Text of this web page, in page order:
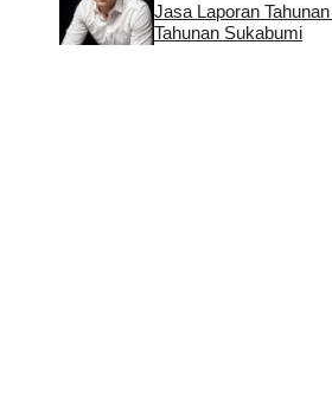
Jasa Laporan
Tahunan Sukabumi